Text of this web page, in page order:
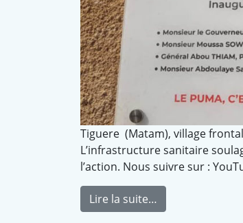
Tiguere (Matam), village
L’infrastructure sanitaire
l’action. Nous suivre sur :
Lire la suite…